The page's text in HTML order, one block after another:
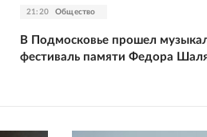
21:20 Общество
В Подмосковье прошел
фестиваль памяти Федора